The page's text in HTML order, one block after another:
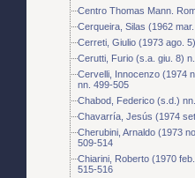
Centro Thomas Mann.
Cerqueira, Silas (1962
Cerreti, Giulio (1973 ago.
Cerutti, Furio (s.a. giu. 8)
Cervelli, Innocenzo (1974
nn. 499-505
Chabod, Federico (s.d.)
Chavarría, Jesús (1974
Cherubini, Arnaldo (1973
509-514
Chiarini, Roberto (1970
515-516